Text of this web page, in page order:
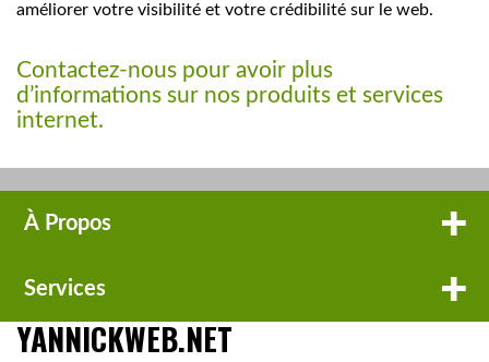
améliorer votre visibilité et votre crédibilité sur le web.
Contactez-nous pour avoir plus
d’informations sur nos produits et services
internet.
À Propos
Services
YANNICKWEB.NET